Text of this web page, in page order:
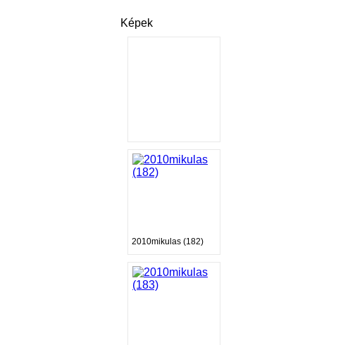
Képek
2010mikulas (182)